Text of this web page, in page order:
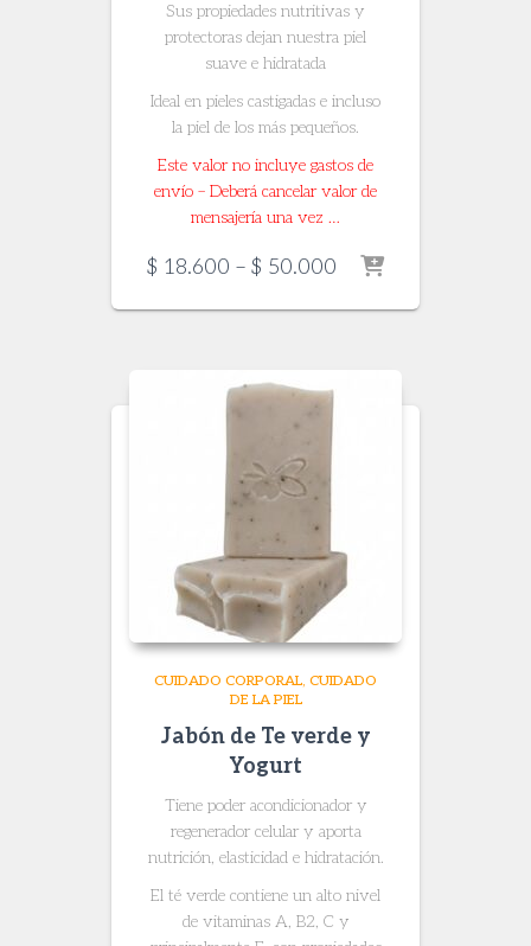
Sus propiedades nutritivas y
protectoras dejan nuestra piel
suave e hidratada
Ideal en pieles castigadas e incluso
la piel de los más pequeños.
Este valor no incluye gastos de
envío – Deberá cancelar valor de
mensajería una vez …
$ 18.600 – $ 50.000 Price
$ 18.600
CUIDADO CORPORAL CUIDADO
DE LA PIEL
Jabón de Te verde y
Yogurt
Tiene poder acondicionador y
regenerador celular y aporta
nutrición, elasticidad e hidratación.
El té verde contiene un alto nivel
de vitaminas A, B2, C y